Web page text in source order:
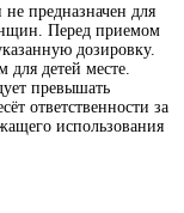
предназначен для
Перед приемом
дозировку.
детей месте.
превышать
ответственности за
использования